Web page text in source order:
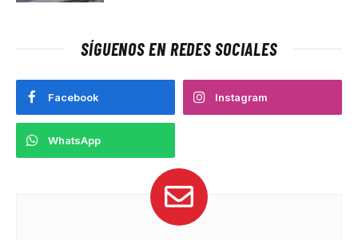
SÍGUENOS EN REDES SOCIALES
Facebook Instagram
WhatsApp